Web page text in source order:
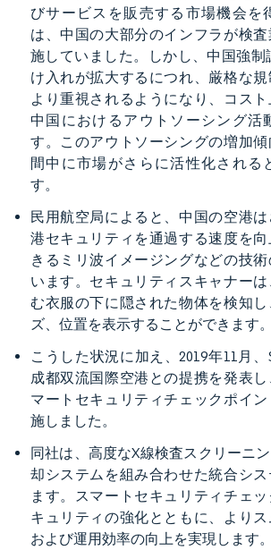
びサービスを販売する市場機会を
は、中国の大部分のインフラが検
施していました。しかし、中国強
け入れが拡大するにつれ、厳格な
より重視されるようになり、コス
中国におけるアウトソーシング活
す。このアウトソーシングの増加
間中に市場がさらに活性化される
す。
民用航空局によると、中国の空港
港セキュリティを通過する速度を
きるミリ波イメージングなどの技
います。セキュリティスキャナー
む衣服の下に隠された物体を検知
ズ、位置を表示することができます。
こうした状況に加え、2019年11月、
成都双流国際空港との提携を発表
マートセキュリティチェックポイ
施しました。
同社は、高度なX線検査スクリーニ
却システムを組み合わせた統合シ
ます。スマートセキュリティチェ
キュリティの強化とともに、より
および運用効率の向上を実現します。